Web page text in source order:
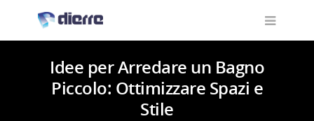
Idee per Arredare un Bagno
Piccolo: Ottimizzare Spazi e
Stile